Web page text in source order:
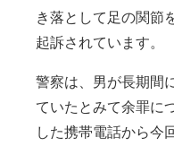
き落として足の関節
起訴されています。
警察は、男が長期間
ていたとみて余罪に
した携帯電話から今